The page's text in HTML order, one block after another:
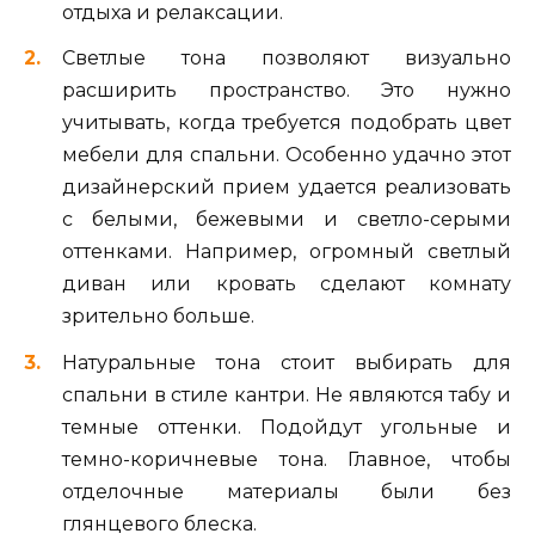
отдыха и релаксации.
Светлые тона позволяют визуально
расширить пространство. Это нужно
учитывать, когда требуется подобрать цвет
мебели для спальни. Особенно удачно этот
дизайнерский прием удается реализовать
с белыми, бежевыми и светло-серыми
оттенками. Например, огромный светлый
диван или кровать сделают комнату
зрительно больше.
Натуральные тона стоит выбирать для
спальни в стиле кантри. Не являются табу и
темные оттенки. Подойдут угольные и
темно-коричневые тона. Главное, чтобы
отделочные материалы были без
глянцевого блеска.